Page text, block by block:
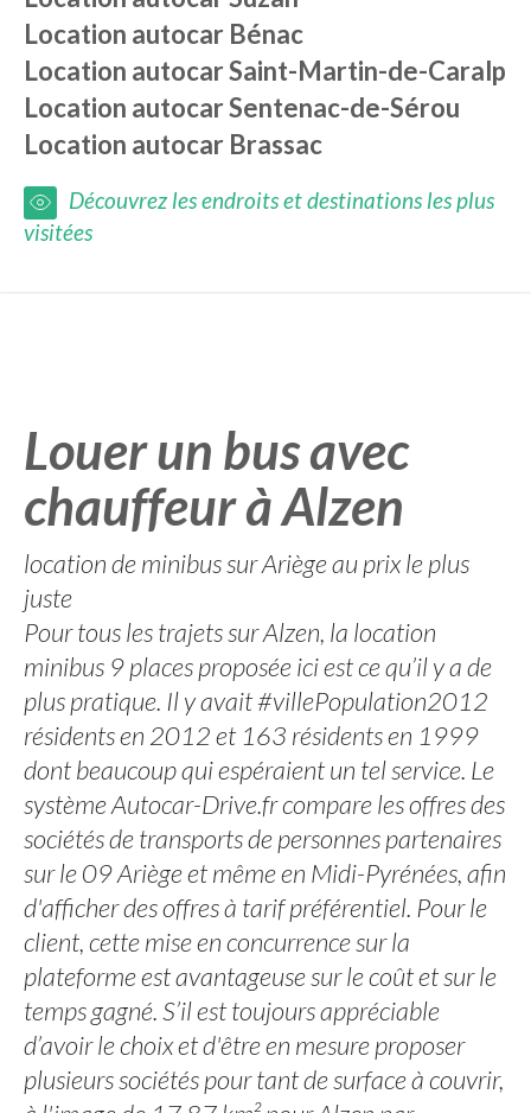
Location autocar Bénac
Location autocarSaint-Martin-de-Caralp
Location autocarSentenac-de-Sérou
Location autocar Brassac
Découvrez les endroits et destinations les plus
visitées
Louer un bus avec
chauffeur à Alzen
location de minibus sur Ariège au prix le plus
juste
Pour tous les trajets sur Alzen, la location
minibus 9 places proposée ici est ce qu’il y a de
plus pratique. Il y avait #villePopulation2012
résidents en 2012 et 163 résidents en 1999
dont beaucoup qui espéraient un tel service. Le
système Autocar-Drive.fr compare les offres des
sociétés de transports de personnes partenaires
sur le 09 Ariège et même en Midi-Pyrénées, afin
d'afficher des offres à tarif préférentiel. Pour le
client, cette mise en concurrence sur la
plateforme est avantageuse sur le coût et sur le
temps gagné. S’il est toujours appréciable
d’avoir le choix et d'être en mesure proposer
plusieurs sociétés pour tant de surface à couvrir,